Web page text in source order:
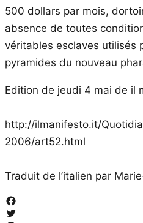
500 dollars par mois,
absence de toutes
véritables esclaves utilisés
pyramides du nouveau
Edition de jeudi 4 mai de il
http://ilmanifesto.it/
2006/art52.html
Traduit de l’italien par
Facebook